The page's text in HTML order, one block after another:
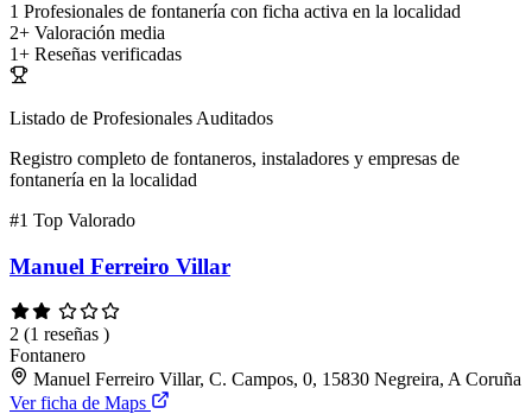
1 Profesionales de fontanería con ficha activa en la localidad
2+ Valoración media
1+ Reseñas verificadas
Listado de Profesionales Auditados
Registro completo de fontaneros, instaladores y empresas de
fontanería en la localidad
#1 Top Valorado
Manuel Ferreiro Villar
2 (1 reseñas )
Fontanero
Manuel Ferreiro Villar, C. Campos, 0, 15830 Negreira, A Coruña
Ver ficha de Maps